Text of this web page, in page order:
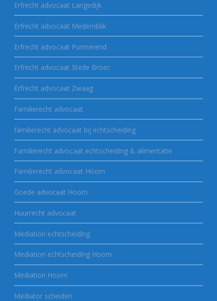
Erfrecht advocaat Langedijk
Erfrecht advocaat Medemblik
Erfrecht advocaat Purmerend
Erfrecht advocaat Stede Broec
Erfrecht advocaat Zwaag
Familierecht advocaat
familierecht advocaat bij echtscheiding
Familierecht advocaat echtscheiding & alimentatie
Familierecht advocaat Hoorn
Goede advocaat Hoorn
Huurrecht advocaat
Mediation echtscheiding
Mediation echtscheiding Hoorn
Mediation Hoorn
Mediator scheiden